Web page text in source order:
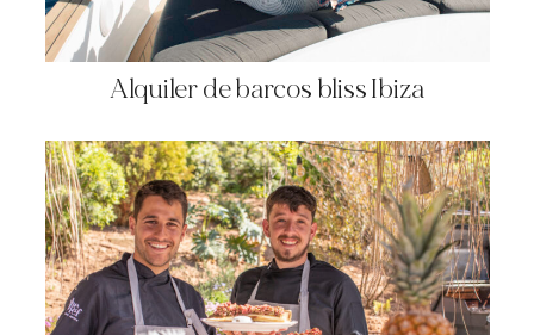
Alquiler de barcos bliss Ibiza